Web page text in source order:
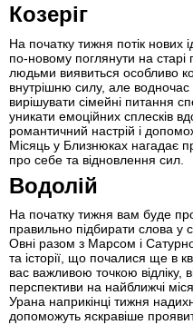
Козеріг
На початку тижня потік
по-новому поглянути на старі
людьми виявиться особливо
внутрішню силу, але водночас
вирішувати сімейні питання
уникати емоційних сплесків
романтичний настрій і
Місяць у Близнюках нагадає
про себе та відновлення сил.
Водолій
На початку тижня вам буде
правильно підбирати слова у
Овні разом з Марсом і
та історії, що почалися ще в
вас важливою точкою відліку,
перспективи на найближчі
Урана наприкінці тижня
допоможуть яскравіше